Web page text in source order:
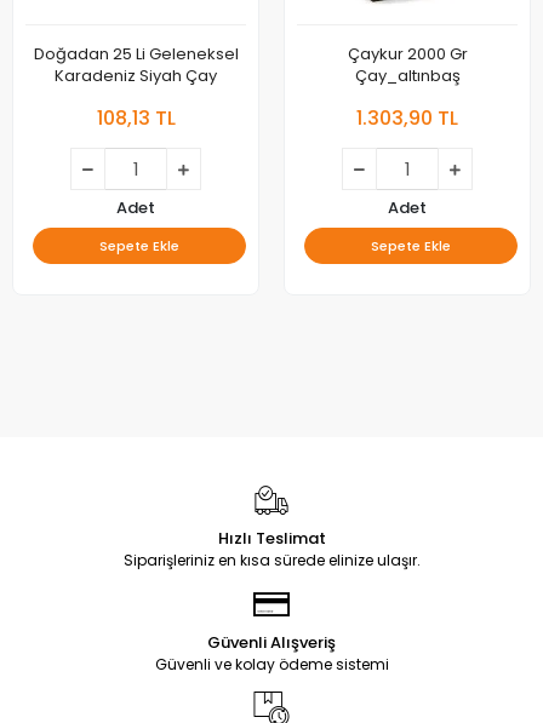
Doğadan 25 Li Geleneksel
Karadeniz Siyah Çay
108,13 TL
Adet
Sepete Ekle
Çaykur 2000 Gr
Çay_altınbaş
1.303,90 TL
Adet
Sepete Ekle
Hızlı Teslimat
Siparişleriniz en kısa sürede elinize ulaşır.
Güvenli Alışveriş
Güvenli ve kolay ödeme sistemi